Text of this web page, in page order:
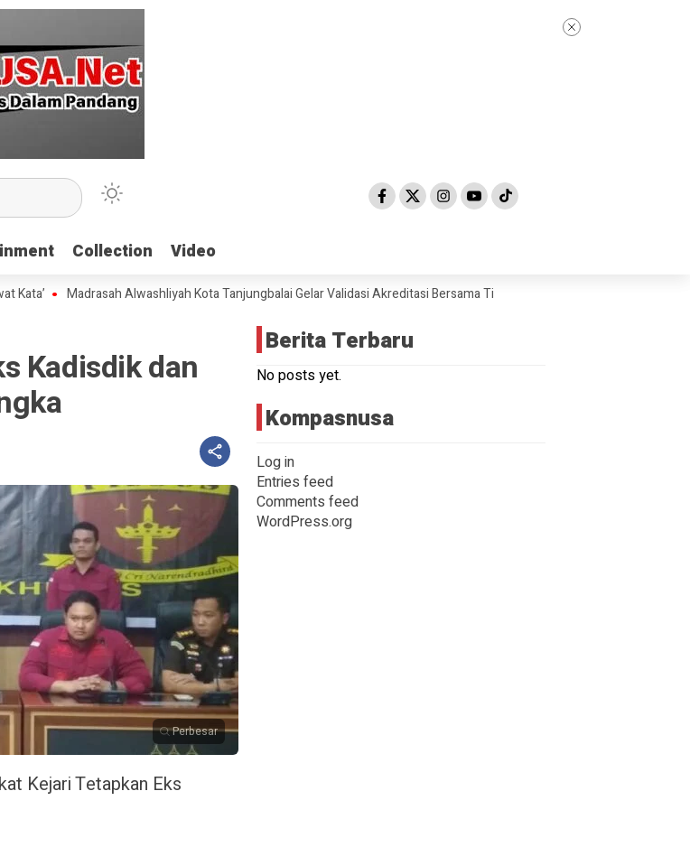
Collection Video
Collection Video
Madrasah Alwashliyah Kota Tanjungbalai Gelar Validasi Akreditasi Bersama Tim Asesor BAN-PDM Tahun 2026
Kadisdik dan
Perbesar
Kejari Tetapkan Eks
Berita Terbaru
No posts yet.
Kompasnusa
Log in
Entries feed
Comments feed
WordPress.org